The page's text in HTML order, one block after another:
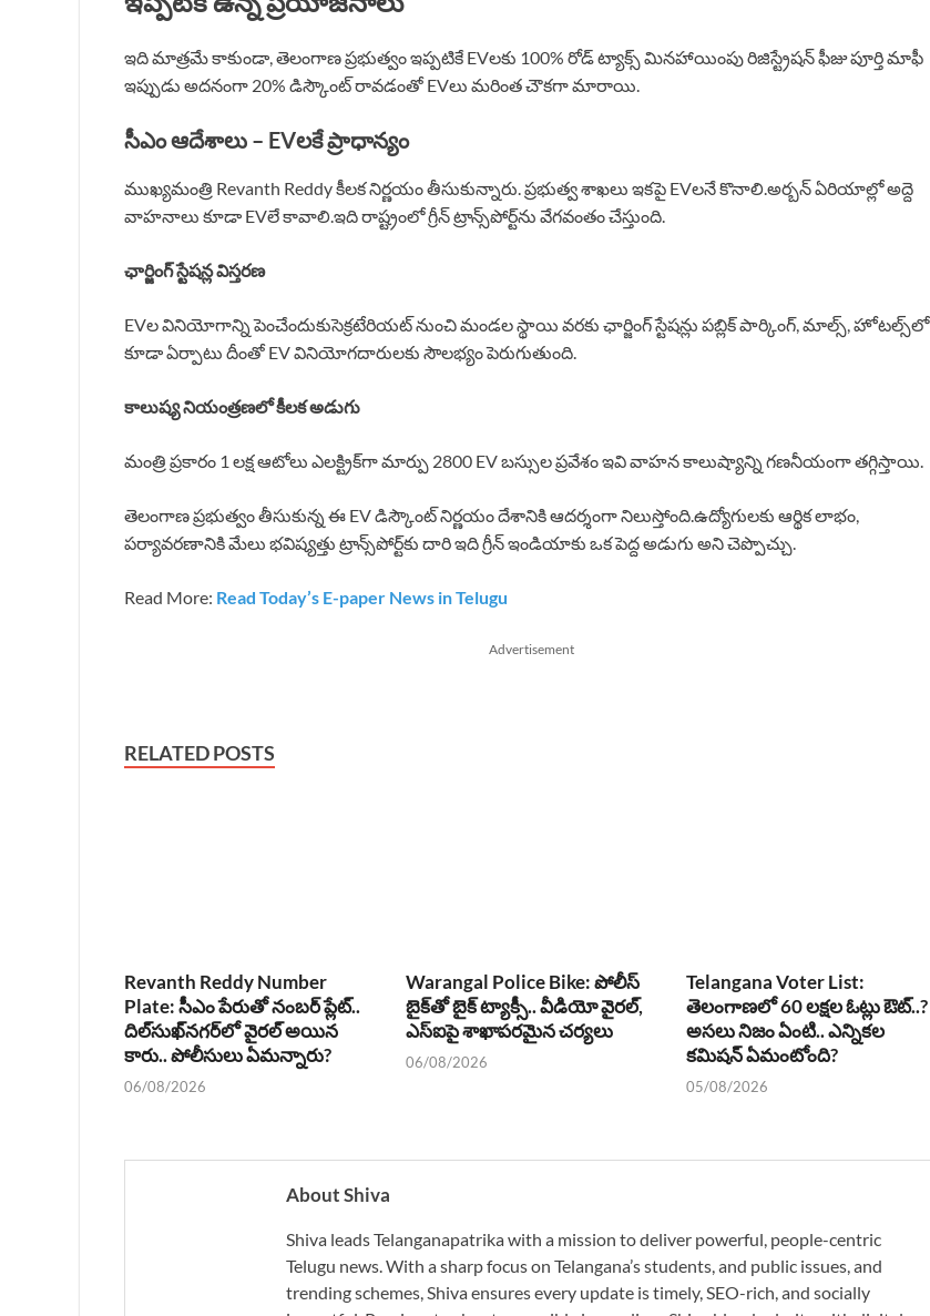
ఇది మాత్రమే కాకుండా, తెలంగాణ ప్రభుత్వం ఇప్పటికే EVలకు 100% రోడ్ ట్యాక్స్ మినహాయింపు రిజిస్ట్రేషన్ ఫీజు పూర్తి మాఫీ
ఇప్పుడు అదనంగా 20% డిస్కౌంట్ రావడంతో EVలు మరింత చౌకగా మారాయి.
సీఎం ఆదేశాలు – EVలకే ప్రాధాన్యం
ముఖ్యమంత్రి Revanth Reddy కీలక నిర్ణయం తీసుకున్నారు. ప్రభుత్వ శాఖలు ఇకపై EVలనే కొనాలి.అర్బన్ ఏరియాల్లో అద్దె
వాహనాలు కూడా EVలే కావాలి.ఇది రాష్ట్రంలో గ్రీన్ ట్రాన్స్‌పోర్ట్‌ను వేగవంతం చేస్తుంది.
ఛార్జింగ్ స్టేషన్ల విస్తరణ
EVల వినియోగాన్ని పెంచేందుకుసెక్రటేరియట్ నుంచి మండల స్థాయి వరకు ఛార్జింగ్ స్టేషన్లు పబ్లిక్ పార్కింగ్, మాల్స్, హోటల్స్‌లో
కూడా ఏర్పాటు దీంతో EV వినియోగదారులకు సౌలభ్యం పెరుగుతుంది.
కాలుష్య నియంత్రణలో కీలక అడుగు
మంత్రి ప్రకారం 1 లక్ష ఆటోలు ఎలక్ట్రిక్‌గా మార్పు 2800 EV బస్సుల ప్రవేశం ఇవి వాహన కాలుష్యాన్ని గణనీయంగా తగ్గిస్తాయి.
తెలంగాణ ప్రభుత్వం తీసుకున్న ఈ EV డిస్కౌంట్ నిర్ణయం దేశానికి ఆదర్శంగా నిలుస్తోంది.ఉద్యోగులకు ఆర్థిక లాభం,
పర్యావరణానికి మేలు భవిష్యత్తు ట్రాన్స్‌పోర్ట్‌కు దారి ఇది గ్రీన్ ఇండియాకు ఒక పెద్ద అడుగు అని చెప్పొచ్చు.
Read More: Read Today’s E-paper News in Telugu
Advertisement
RELATED POSTS
Revanth Reddy Number
Plate: సీఎం పేరుతో నంబర్ ప్లేట్..
దిల్‌సుఖ్‌నగర్‌లో వైరల్ అయిన
కారు.. పోలీసులు ఏమన్నారు?
06/08/2026
Warangal Police Bike: పోలీస్
బైక్‌తో బైక్ ట్యాక్సీ.. వీడియో వైరల్,
ఎస్‌ఐపై శాఖాపరమైన చర్యలు
06/08/2026
Telangana Voter List:
తెలంగాణలో 60 లక్షల ఓట్లు ఔట్..?
అసలు నిజం ఏంటి.. ఎన్నికల
కమిషన్ ఏమంటోంది?
05/08/2026
About Shiva
Shiva leads Telanganapatrika with a mission to deliver powerful, people-centric
Telugu news. With a sharp focus on Telangana’s students, and public issues, and
trending schemes, Shiva ensures every update is timely, SEO-rich, and socially